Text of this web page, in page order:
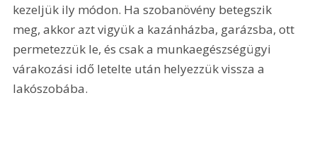
kezeljük ily módon. Ha szobanövény betegszik
meg, akkor azt vigyük a kazánházba, garázsba, ott
permetezzük le, és csak a munkaegészségügyi
várakozási idő letelte után helyezzük vissza a
lakószobába.